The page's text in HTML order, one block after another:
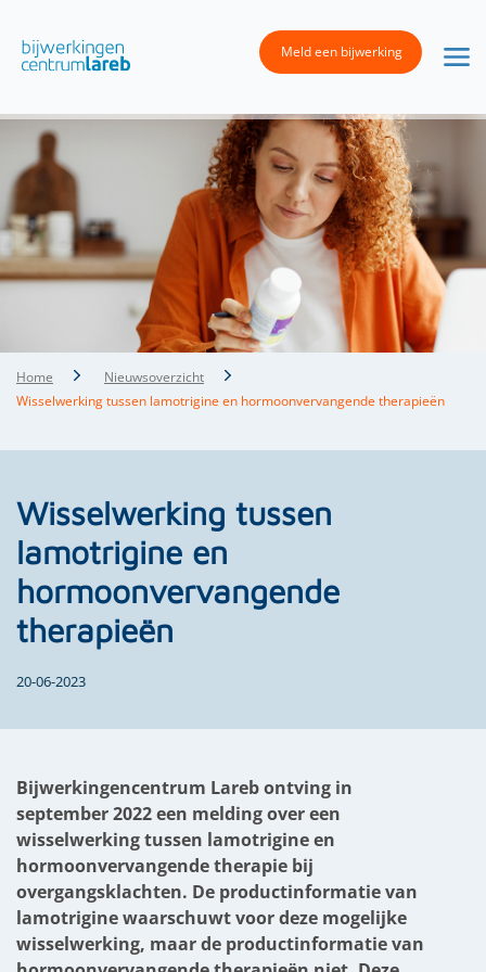
Meld een bijwerking
Home
Nieuwsoverzicht
Wisselwerking tussen lamotrigine en hormoonvervangende therapieën
Wisselwerking tussen
lamotrigine en
hormoonvervangende
therapieën
20-06-2023
Bijwerkingencentrum Lareb ontving in
september 2022 een melding over een
wisselwerking tussen lamotrigine en
hormoonvervangende therapie bij
overgangsklachten. De productinformatie van
lamotrigine waarschuwt voor deze mogelijke
wisselwerking, maar de productinformatie van